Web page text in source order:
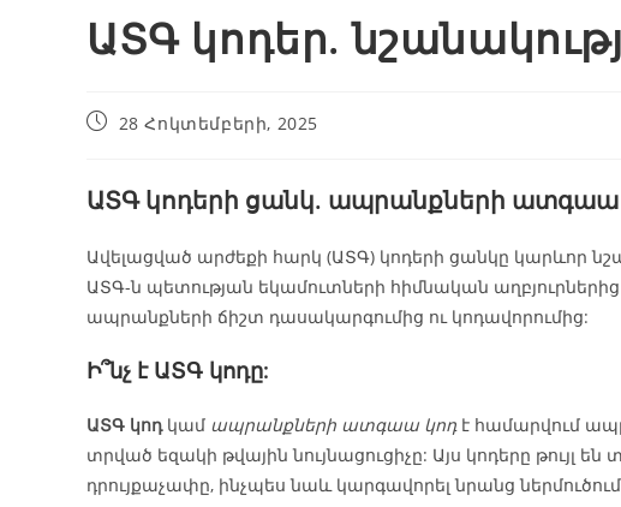
ԱՏԳ կոդեր.
28 Հոկտեմբերի, 2025
ԱՏԳ կոդերի ցանկ. ապրանքների ատգաա
Ավելացված արժեքի հարկ (ԱՏԳ) կոդերի ցանկը կարևոր
ԱՏԳ-ն պետության եկամուտների հիմնական
ապրանքների ճիշտ դասակարգումից ու կոդավորումից:
Ի՞նչ է ԱՏԳ կոդը:
ԱՏԳ կոդկամ ապրանքների ատգաա կոդէ համարվում
տրված եզակի թվային նույնացուցիչը: Այս կոդերը թույլ
դրույքաչափը, ինչպես նաև կարգավորել նրանց